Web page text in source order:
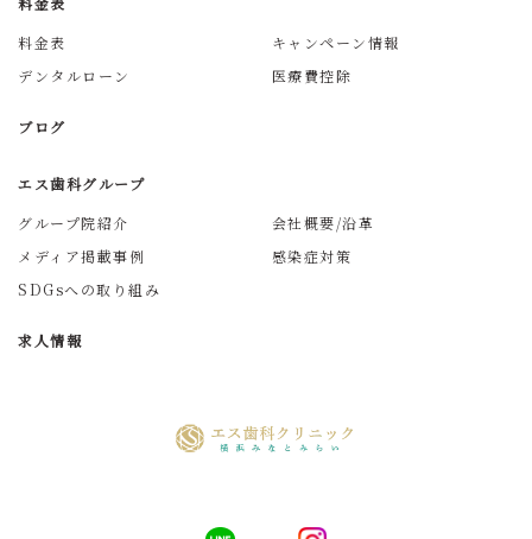
料金表
キャンペーン情報
デンタルローン
医療費控除
ブログ
エス歯科グループ
グループ院紹介
会社概要/沿革
メディア掲載事例
感染症対策
SDGsへの取り組み
求人情報